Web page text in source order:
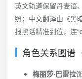
英文轨道保留丹麦语
照；中文翻译由《黑
报黑话精准到位，连
角色关系图谱
梅丽莎·巴雷拉